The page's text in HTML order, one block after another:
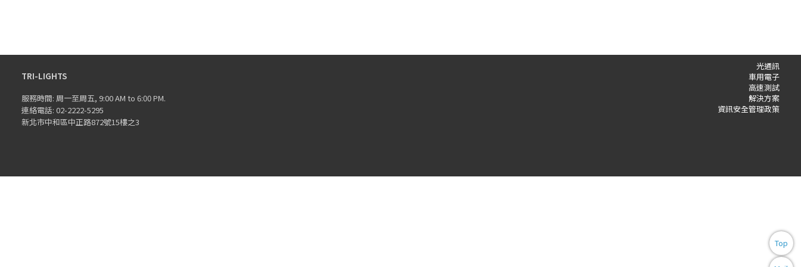
TRI-LIGHTS
服務時間: 周一至周五, 9:00 AM to 6:00 PM.
連絡電話: 02-2222-5295
新北市中和區中正路872號15樓之3
光通訊
車用電子
高速測試
解決方案
資訊安全管理政策
Top